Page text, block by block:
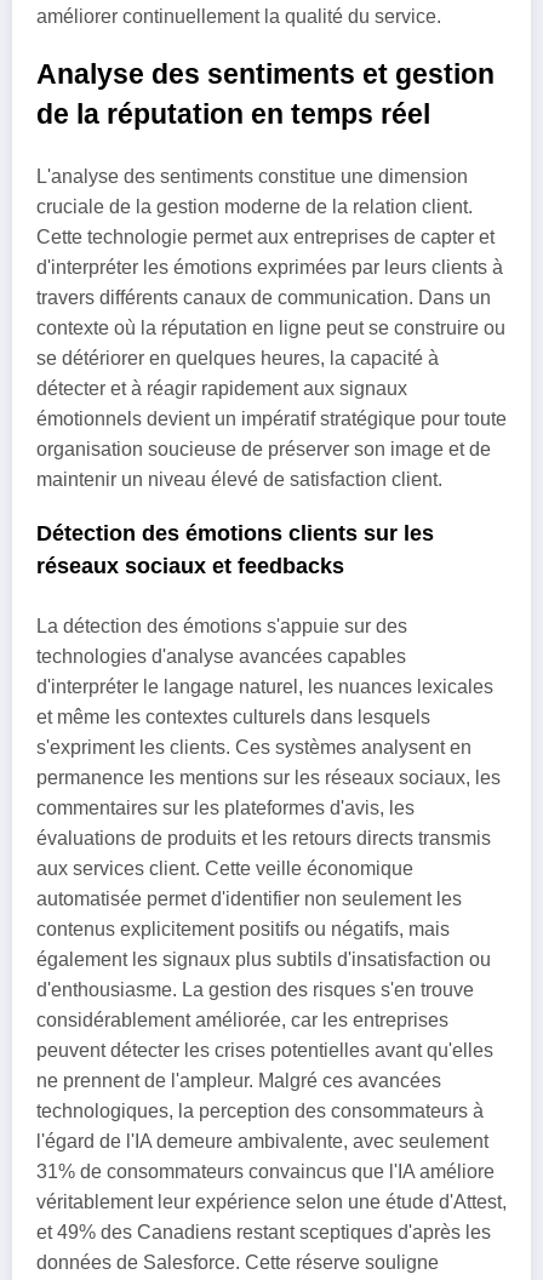
améliorer continuellement la qualité du service.
Analyse des sentiments et gestion
de la réputation en temps réel
L'analyse des sentiments constitue une dimension
cruciale de la gestion moderne de la relation client.
Cette technologie permet aux entreprises de capter et
d'interpréter les émotions exprimées par leurs clients à
travers différents canaux de communication. Dans un
contexte où la réputation en ligne peut se construire ou
se détériorer en quelques heures, la capacité à
détecter et à réagir rapidement aux signaux
émotionnels devient un impératif stratégique pour toute
organisation soucieuse de préserver son image et de
maintenir un niveau élevé de satisfaction client.
Détection des émotions clients sur les
réseaux sociaux et feedbacks
La détection des émotions s'appuie sur des
technologies d'analyse avancées capables
d'interpréter le langage naturel, les nuances lexicales
et même les contextes culturels dans lesquels
s'expriment les clients. Ces systèmes analysent en
permanence les mentions sur les réseaux sociaux, les
commentaires sur les plateformes d'avis, les
évaluations de produits et les retours directs transmis
aux services client. Cette veille économique
automatisée permet d'identifier non seulement les
contenus explicitement positifs ou négatifs, mais
également les signaux plus subtils d'insatisfaction ou
d'enthousiasme. La gestion des risques s'en trouve
considérablement améliorée, car les entreprises
peuvent détecter les crises potentielles avant qu'elles
ne prennent de l'ampleur. Malgré ces avancées
technologiques, la perception des consommateurs à
l'égard de l'IA demeure ambivalente, avec seulement
31% de consommateurs convaincus que l'IA améliore
véritablement leur expérience selon une étude d'Attest,
et 49% des Canadiens restant sceptiques d'après les
données de Salesforce. Cette réserve souligne